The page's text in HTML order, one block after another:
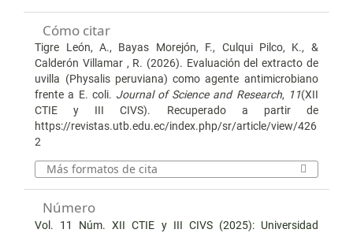
Cómo citar
Tigre León, A., Bayas Morejón, F., Culqui Pilco, K., &
Calderón Villamar , R. (2026). Evaluación del extracto de
uvilla (Physalis peruviana) como agente antimicrobiano
frente a E. coli. Journal of Science and Research, 11(XII
CTIE y III CIVS). Recuperado a partir de
https://revistas.utb.edu.ec/index.php/sr/article/view/426
2
Más formatos de cita
Número
Vol. 11 Núm. XII CTIE y III CIVS (2025): Universidad